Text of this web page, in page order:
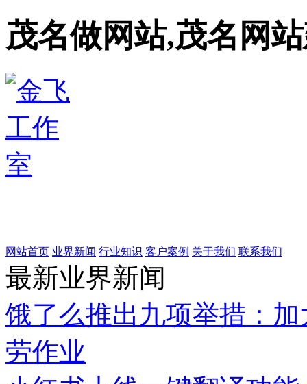
茂名做网站,茂名网
网站首页 业界新闻 行业知识 客户案例 关于我们 联系我们
最新业界新闻
饿了么推出九项举措：
劳作业